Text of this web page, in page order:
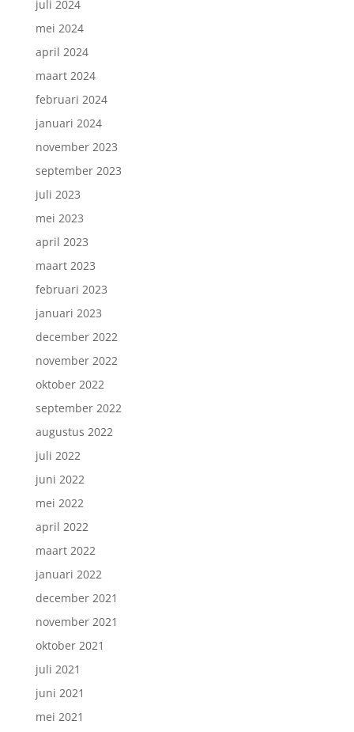
juli 2024
mei 2024
april 2024
maart 2024
februari 2024
januari 2024
november 2023
september 2023
juli 2023
mei 2023
april 2023
maart 2023
februari 2023
januari 2023
december 2022
november 2022
oktober 2022
september 2022
augustus 2022
juli 2022
juni 2022
mei 2022
april 2022
maart 2022
januari 2022
december 2021
november 2021
oktober 2021
juli 2021
juni 2021
mei 2021